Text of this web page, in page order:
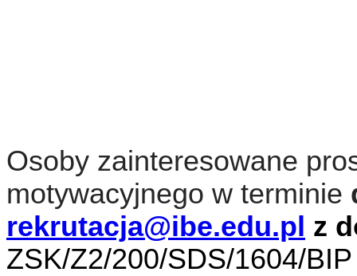
Osoby zainteresowane
motywacyjnego w terminie
rekrutacja@ibe.edu.pl z
ZSK/Z2/200/SDS/1604/BIP